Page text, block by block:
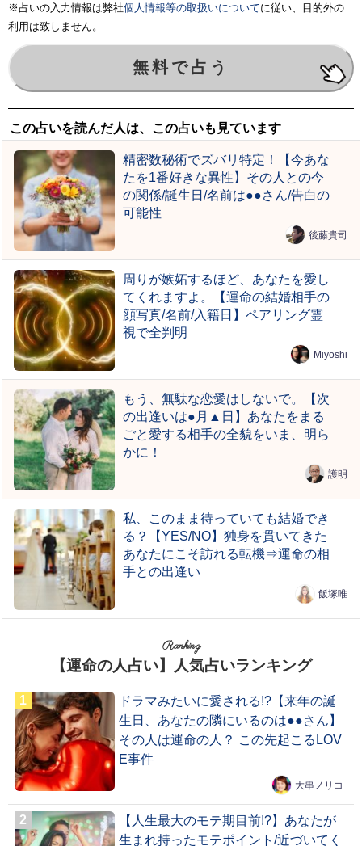
※占いの入力情報は弊社個人情報等の取扱いについてに従い、目的外の
利用は致しません。
この占いを読んだ人は、この占いも見ています
精密数秘術でズバリ特定！【今あな
たを1番好きな異性】その人との今
の関係/誕生日/名前は●●さん/告白の
可能性
後藤貴司
周りが嫉妬するほど、あなたを愛し
てくれますよ。【運命の結婚相手の
顔写真/名前/入籍日】ペアリング霊
視で全判明
Miyoshi
もう、無駄な恋愛はしないで。【次
の出逢いは●月▲日】あなたをまる
ごと愛する相手の全貌をいま、明ら
かに！
護明
私、このまま待っていても結婚でき
る？【YES/NO】独身を貫いてきた
あなたにこそ訪れる転機⇒運命の相
手との出逢い
飯塚唯
Ranking
【運命の人占い】人気占いランキング
ドラマみたいに愛される!?【来年の誕
生日、あなたの隣にいるのは●●さん】
その人は運命の人？ この先起こるLOV
E事件
大串ノリコ
【人生最大のモテ期目前!?】あなたが
生まれ持ったモテポイント/近づいてく